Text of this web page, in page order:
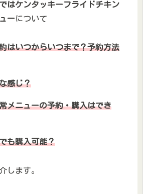
はケンタッキーフライドチキン
ーについて
はいつからいつまで？予約方法
感じ？
メニューの予約・購入はでき
も購入可能？
します。